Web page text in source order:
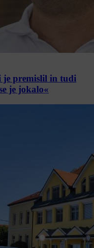
premislil in tudi
je jokalo«